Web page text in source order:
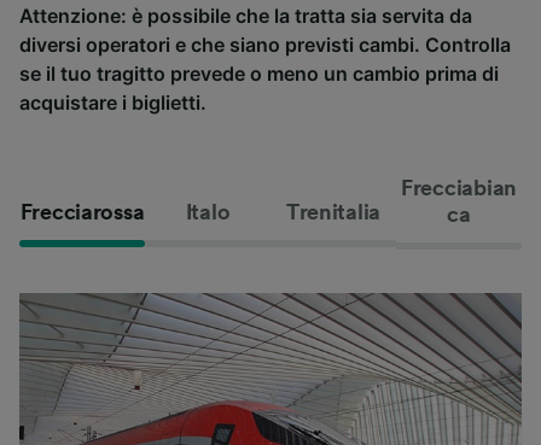
Attenzione: è possibile che la tratta sia servita da
diversi operatori e che siano previsti cambi. Controlla
se il tuo tragitto prevede o meno un cambio prima di
acquistare i biglietti.
Frecciarossa Italo Trenitalia
Frecciabian
ca